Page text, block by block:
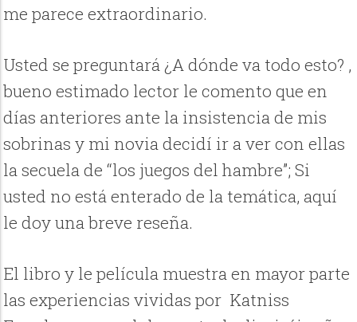
me parece extraordinario.
Usted se preguntará ¿A dónde va todo esto? ,
bueno estimado lector le comento que en
días anteriores ante la insistencia de mis
sobrinas y mi novia decidí ir a ver con ellas
la secuela de “los juegos del hambre”; Si
usted no está enterado de la temática, aquí
le doy una breve reseña.
El libro y le película muestra en mayor parte
las experiencias vividas por Katniss